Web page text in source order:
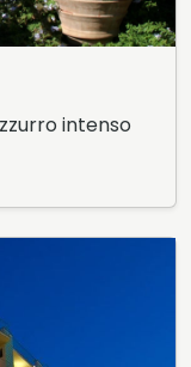
intenso